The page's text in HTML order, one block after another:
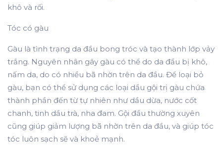
khô và rối.
Tóc có gàu
Gàu là tình trạng da đầu bong tróc và tạo thành lớp vảy
trắng. Nguyên nhân gây gàu có thể do da đầu bị khô,
nấm da, do có nhiều bã nhờn trên da đầu. Để loại bỏ
gàu, bạn có thể sử dụng các loại dầu gội trị gàu chứa
thành phần đến từ tự nhiên như dầu dừa, nước cốt
chanh, tinh dầu trà, nha đam. Gội đầu thường xuyên
cũng giúp giảm lượng bã nhờn trên da đầu, và giúp tóc
tóc luôn sạch sẽ và khoẻ mạnh.